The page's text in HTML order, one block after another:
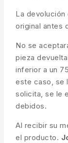
La devolución
original antes
No se
pieza
inferior a un
este caso, se
solicita, se le
debidos.
Al recibir su
el producto.